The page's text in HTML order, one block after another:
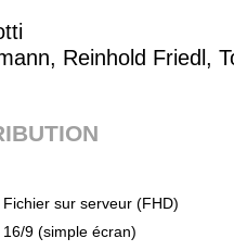
Reinhold Friedl,
Fichier sur serveur (FHD)
16/9 (simple écran)